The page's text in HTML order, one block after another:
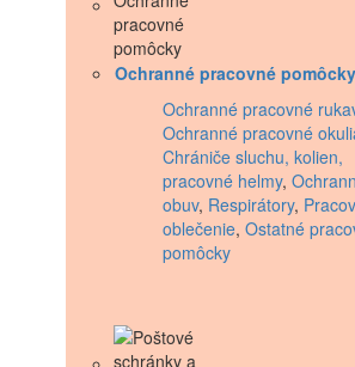
Ochranné pracovné pomôcky
Ochranné pracovné
Ochranné pracovné
Chrániče sluchu, kolien,
pracovné helmy,
obuv, Respirátory,
oblečenie, Ostatné
pomôcky